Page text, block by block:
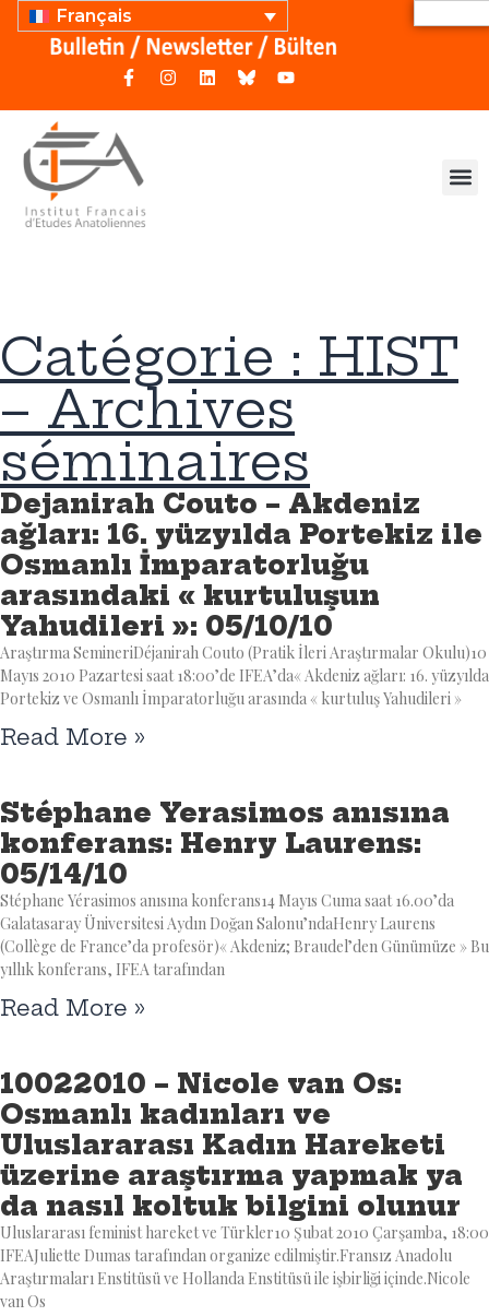
Français
Catégorie : HIST
– Archives
séminaires
Dejanirah Couto – Akdeniz
ağları: 16. yüzyılda Portekiz ile
Osmanlı İmparatorluğu
arasındaki « kurtuluşun
Yahudileri »: 05/10/10
Araştırma SemineriDéjanirah Couto (Pratik İleri Araştırmalar Okulu)10
Mayıs 2010 Pazartesi saat 18:00’de IFEA’da« Akdeniz ağları: 16. yüzyılda
Portekiz ve Osmanlı İmparatorluğu arasında « kurtuluş Yahudileri »
Read More »
Stéphane Yerasimos anısına
konferans: Henry Laurens:
05/14/10
Stéphane Yérasimos anısına konferans14 Mayıs Cuma saat 16.00’da
Galatasaray Üniversitesi Aydın Doğan Salonu’ndaHenry Laurens
(Collège de France’da profesör)« Akdeniz; Braudel’den Günümüze » Bu
yıllık konferans, IFEA tarafından
Read More »
10022010 – Nicole van Os:
Osmanlı kadınları ve
Uluslararası Kadın Hareketi
üzerine araştırma yapmak ya
da nasıl koltuk bilgini olunur
Uluslararası feminist hareket ve Türkler10 Şubat 2010 Çarşamba, 18:00
IFEAJuliette Dumas tarafından organize edilmiştir.Fransız Anadolu
Araştırmaları Enstitüsü ve Hollanda Enstitüsü ile işbirliği içinde.Nicole
van Os